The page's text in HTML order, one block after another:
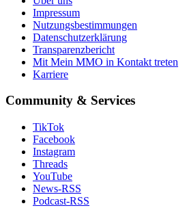
Impressum
Nutzungsbestimmungen
Datenschutzerklärung
Transparenzbericht
Mit Mein MMO in Kontakt treten
Karriere
Community & Services
TikTok
Facebook
Instagram
Threads
YouTube
News-RSS
Podcast-RSS